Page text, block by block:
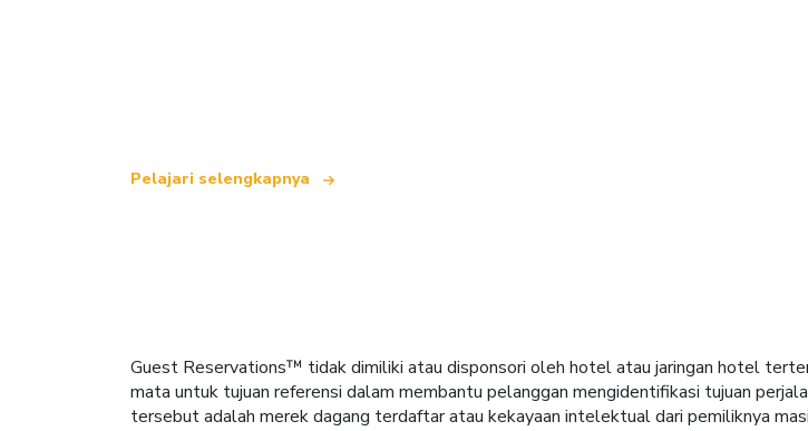
Pelajari selengkapnya
Guest Reservations™ tidak dimiliki atau disponsori oleh hotel atau jaringan hotel
mata untuk tujuan referensi dalam membantu pelanggan mengidentifikasi tujuan
tersebut adalah merek dagang terdaftar atau kekayaan intelektual dari pemiliknya